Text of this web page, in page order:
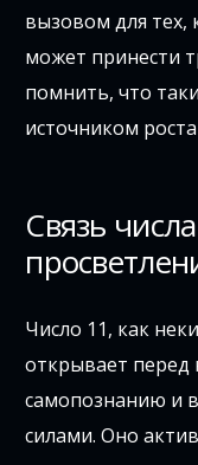
вызовом для тех,
может принести
помнить, что
источником
Связь
Число 11, как
открывает перед
самопознанию и
силами. Оно